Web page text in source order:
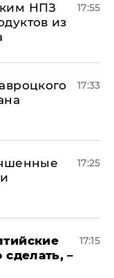
НПЗ
из
17:55
17:33
17:25
–
17:15